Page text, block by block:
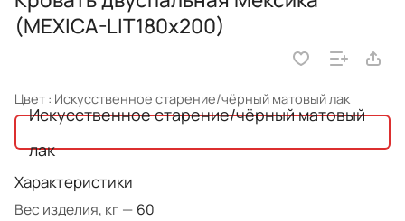
(MEXICA-LIT180х200)
Цвет : Искусственное старение/чёрный матовый лак
Искусственное старение/чёрный матовый
лак
Характеристики
Вес изделия, кг — 60